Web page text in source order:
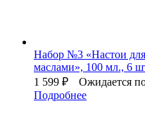
Набор №3 «Настои
маслами», 100 мл., 6
1 599 ₽
Ожидается
Подробнее